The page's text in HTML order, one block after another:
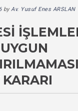
byAv. Yusuf Enes ARSLAN